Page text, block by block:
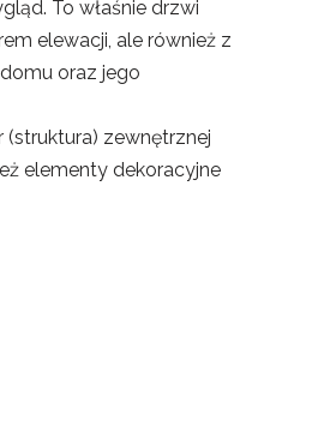
To właśnie drzwi
elewacji, ale również z
oraz jego
zewnętrznej
elementy dekoracyjne